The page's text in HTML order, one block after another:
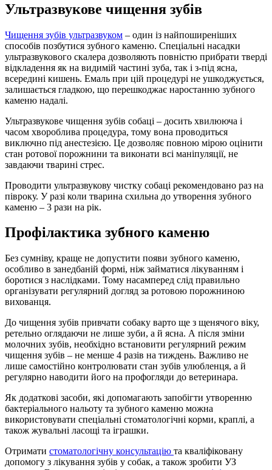
Ультразвукове чищення зубів
Чищення зубів ультразвуком – один із найпоширеніших
способів позбутися зубного каменю. Спеціальні насадки
ультразвукового скалера дозволяють повністю прибрати тверді
відкладення як на видимій частині зуба, так і з-під ясна,
всередині кишень. Емаль при цій процедурі не ушкоджується,
залишається гладкою, що перешкоджає наростанню зубного
каменю надалі.
Ультразвукове чищення зубів собаці – досить хвилююча і
часом хвороблива процедура, тому вона проводиться
виключно під анестезією. Це дозволяє повною мірою оцінити
стан ротової порожнини та виконати всі маніпуляції, не
завдаючи тварині стрес.
Проводити ультразвукову чистку собаці рекомендовано раз на
півроку. У разі коли тварина схильна до утворення зубного
каменю – 3 рази на рік.
Профілактика зубного каменю
Без сумніву, краще не допустити появи зубного каменю,
особливо в занедбаній формі, ніж займатися лікуванням і
боротися з наслідками. Тому насамперед слід правильно
організувати регулярний догляд за ротовою порожниною
вихованця.
До чищення зубів привчати собаку варто ще з щенячого віку,
ретельно оглядаючи не лише зуби, а й ясна. А після зміни
молочних зубів, необхідно встановити регулярний режим
чищення зубів – не менше 4 разів на тиждень. Важливо не
лише самостійно контролювати стан зубів улюбленця, а й
регулярно наводити його на профогляди до ветеринара.
Як додаткові засоби, які допомагають запобігти утворенню
бактеріального нальоту та зубного каменю можна
використовувати спеціальні стоматологічні корми, краплі, а
також жувальні ласощі та іграшки.
Отримати стоматологічну консультацію та кваліфіковану
допомогу з лікування зубів у собак, а також зробити УЗ